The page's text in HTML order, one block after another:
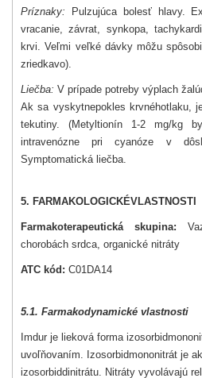
Príznaky: Pulzujúca bolesť hlavy.
vracanie, závrat, synkopa,
krvi. Veľmi veľké dávky môžu
zriedkavo).
Liečba: V prípade potreby výplach
Ak sa vyskytnepokles krvnéhotlaku,
tekutiny. (Metyltionín 1-2 mg/kg
intravenózne pri cyanóze v
Symptomatická liečba.
5. FARMAKOLOGICKÉVLASTNOSTI
Farmakoterapeutická skupina:
chorobách srdca, organické nitráty
ATC kód: C01DA14
5.1. Farmakodynamické vlastnosti
Imdur je lieková forma
uvoľňovaním. Izosorbidmononitrát je
izosorbiddinitrátu. Nitráty vyvolávajú